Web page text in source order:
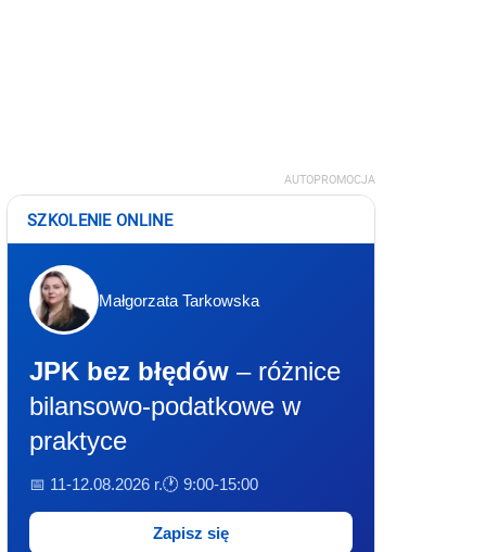
AUTOPROMOCJA
SZKOLENIE ONLINE
Małgorzata Tarkowska
JPK bez błędów – różnice
bilansowo-podatkowe w
praktyce
📅 11-12.08.2026 r.🕐 9:00-15:00
Zapisz się